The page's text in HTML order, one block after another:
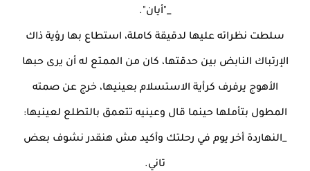
_"أيان".
سلطت نظراته عليها لدقيقة كاملة، استطاع بها رؤية ذاك
الإرتباك النابض بين حدقتها، كان من الممتع له أن يرى حبها
الأهوج يرفرف كرأية الاستسلام بعينيها، خرج عن صمته
المطول بتأملها حينما قال وعينيه تتعمق بالتطلع لعينيها:
_النهاردة أخر يوم في رحلتك وأكيد مش هنقدر نشوف بعض
تاني.